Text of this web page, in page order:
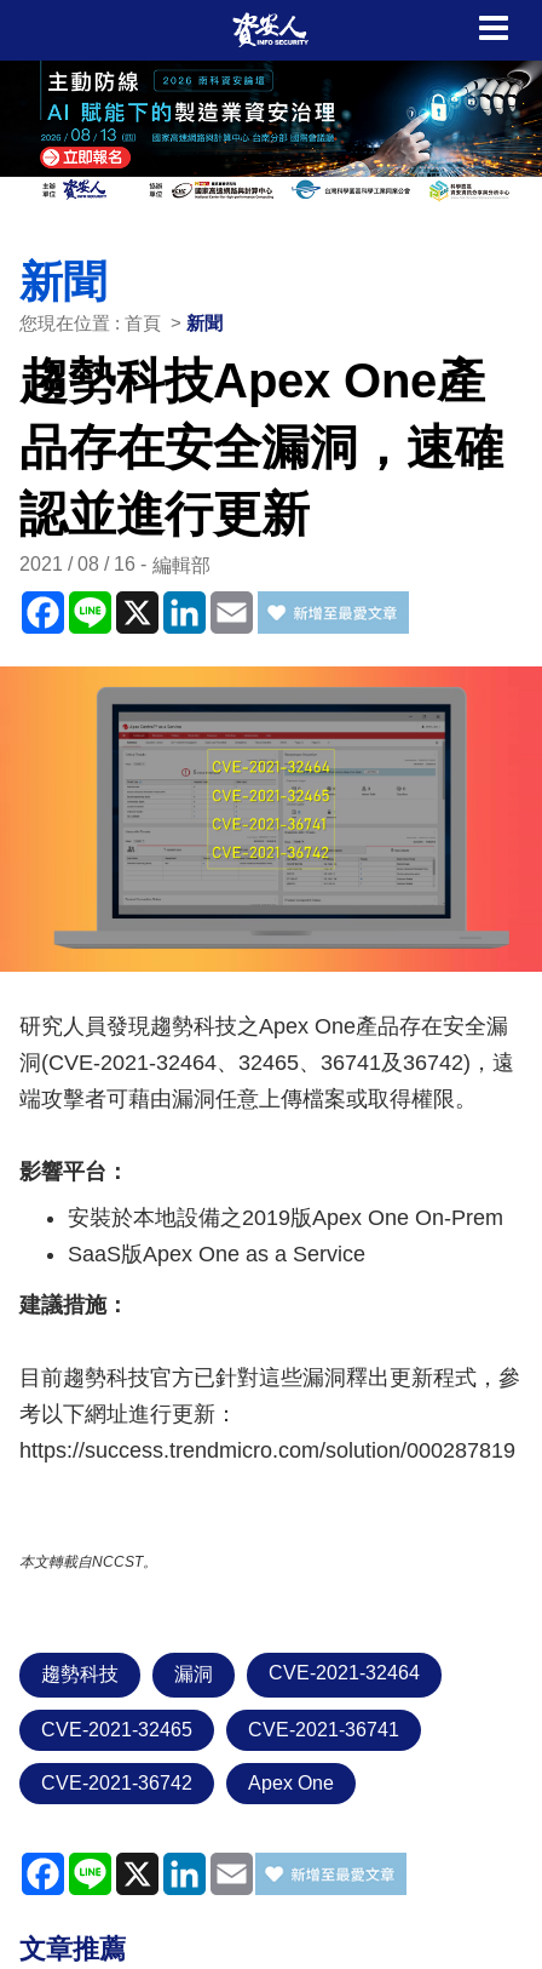
新聞
您現在位置 : 首頁 > 新聞
趨勢科技Apex One產
品存在安全漏洞，速確
認並進行更新
2021 / 08 / 16 編輯部
Facebook
Line X LinkedIn
Email
研究人員發現趨勢科技之Apex One產品存在安全漏
洞(CVE-2021-32464、32465、36741及36742)，遠
端攻擊者可藉由漏洞任意上傳檔案或取得權限。
影響平台：
安裝於本地設備之2019版Apex One On-Prem
SaaS版Apex One as a Service
建議措施：
目前趨勢科技官方已針對這些漏洞釋出更新程式，參
考以下網址進行更新：
https://success.trendmicro.com/solution/000287819
本文轉載自NCCST。
趨勢科技 漏洞 CVE-2021-32464
CVE-2021-32465 CVE-2021-36741
CVE-2021-36742 Apex One
Facebook
Line X LinkedIn
Email
文章推薦